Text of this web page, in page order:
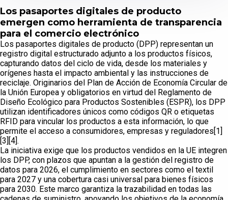
Los pasaportes digitales de producto
emergen como herramienta de transparencia
para el comercio electrónico
Los pasaportes digitales de producto (DPP) representan un
registro digital estructurado adjunto a los productos físicos,
capturando datos del ciclo de vida, desde los materiales y
orígenes hasta el impacto ambiental y las instrucciones de
reciclaje. Originarios del Plan de Acción de Economía Circular de
la Unión Europea y obligatorios en virtud del Reglamento de
Diseño Ecológico para Productos Sostenibles (ESPR), los DPP
utilizan identificadores únicos como códigos QR o etiquetas
RFID para vincular los productos a esta información, lo que
permite el acceso a consumidores, empresas y reguladores[1]
[3][4].
La iniciativa exige que los productos vendidos en la UE integren
los DPP, con plazos que apuntan a la gestión del registro de
datos para 2026, el cumplimiento en sectores como el textil
para 2027 y una cobertura casi universal para bienes físicos
para 2030. Este marco garantiza la trazabilidad en todas las